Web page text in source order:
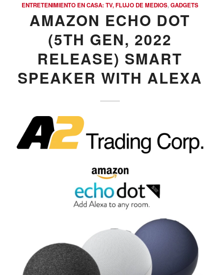
ENTRETENIMIENTO EN CASA: TV, FLUJO DE MEDIOS,GADGETS
AMAZON ECHO DOT
(5TH GEN, 2022
RELEASE) SMART
SPEAKER WITH ALEXA